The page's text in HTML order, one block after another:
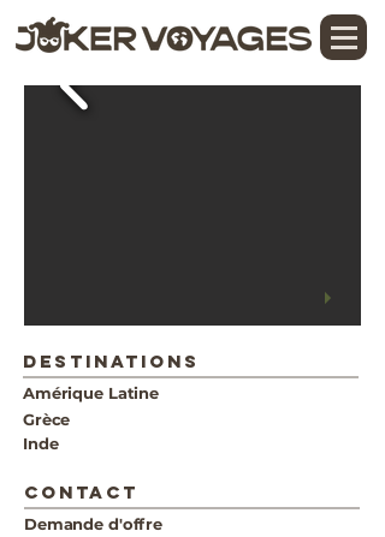
DESTINATIONS
Amérique Latine
Grèce
Inde
CONTACT
Demande d'offre